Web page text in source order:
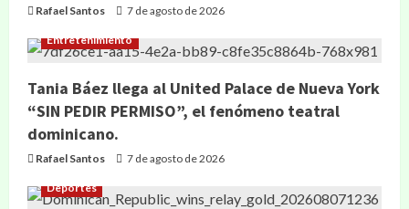
Rafael Santos 7 de agosto de 2026
Entretenimiento
Tania Báez llega al United Palace de Nueva York
“SIN PEDIR PERMISO”, el fenómeno teatral
dominicano.
Rafael Santos 7 de agosto de 2026
Deportes